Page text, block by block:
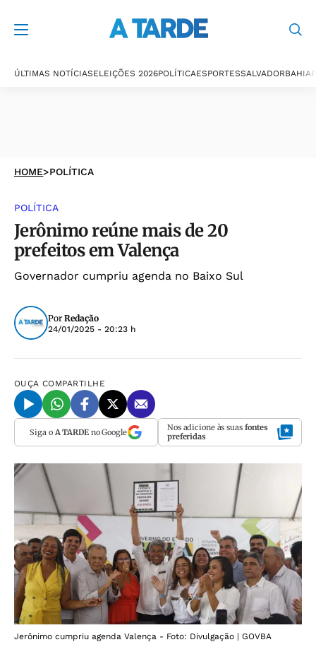
ÚLTIMAS NOTÍCIASELEIÇÕES 2026POLÍTICAESPORTESSALVADORBAHIA
HOME>POLÍTICA
POLÍTICA
Jerônimo reúne mais de 20
prefeitos em Valença
Governador cumpriu agenda no Baixo Sul
Por Redação
24/01/2025 - 20:23 h
OUÇA COMPARTILHE
Siga o A TARDEno Google Nos adicione às suas fontes
preferidas
Jerônimo cumpriu agenda Valença - Foto: Divulgação | GOVBA